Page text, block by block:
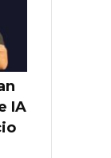
IA